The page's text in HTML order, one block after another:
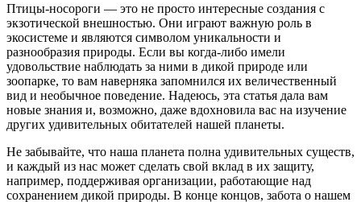
Птицы-носороги — это не просто интересные создания с
экзотической внешностью. Они играют важную роль в
экосистеме и являются символом уникальности и
разнообразия природы. Если вы когда-либо имели
удовольствие наблюдать за ними в дикой природе или
зоопарке, то вам наверняка запомнился их величественный
вид и необычное поведение. Надеюсь, эта статья дала вам
новые знания и, возможно, даже вдохновила вас на изучение
других удивительных обитателей нашей планеты.
Не забывайте, что наша планета полна удивительных существ,
и каждый из нас может сделать свой вклад в их защиту,
например, поддерживая организации, работающие над
сохранением дикой природы. В конце концов, забота о нашем